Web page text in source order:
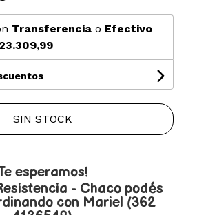
Transferenciao Efectivo
SIN STOCK
esperamos!
- Chaco podés
con Mariel (362